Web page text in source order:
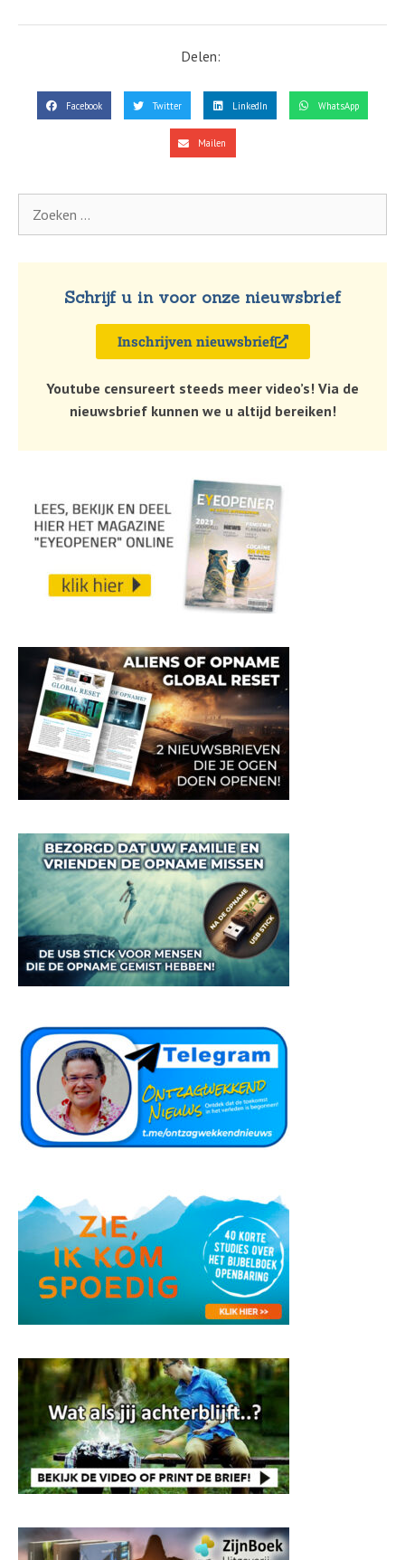
Delen:
Facebook Twitter LinkedIn WhatsApp
Mailen
Schrijf u in voor onze nieuwsbrief
Inschrijven nieuwsbrief
Youtube censureert steeds meer video’s! Via de
nieuwsbrief kunnen we u altijd bereiken!